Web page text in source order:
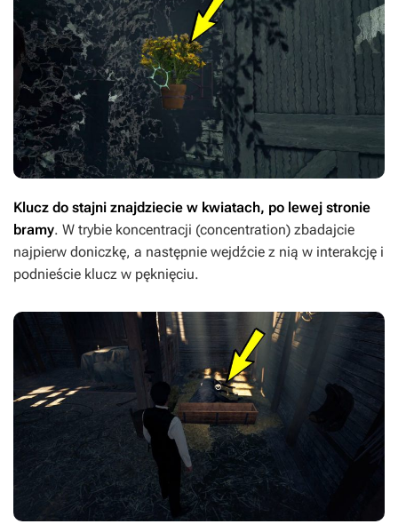
Klucz do stajni znajdziecie w kwiatach, po lewej stronie
bramy. W trybie koncentracji (concentration) zbadajcie
najpierw doniczkę, a następnie wejdźcie z nią w interakcję i
podnieście klucz w pęknięciu.